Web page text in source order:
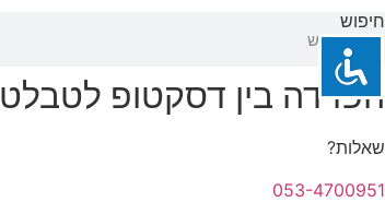
חיפוש
הפרדה בין דסקטופ לטבלט
שאלות?
053-4700951